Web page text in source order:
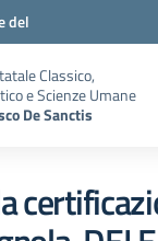
del
Classico,
e Scienze Umane
De Sanctis